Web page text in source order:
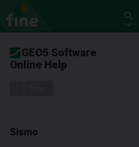
GEO5 Software
Online Help
Sismo